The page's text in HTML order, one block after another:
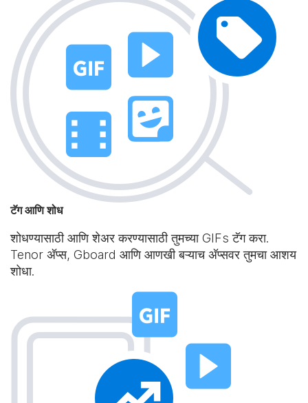
टॅग आणि शोध
शोधण्यासाठी आणि शेअर करण्यासाठी तुमच्या GIFs टॅग करा.
Tenor अ‍ॅप्स, Gboard आणि आणखी बऱ्याच अ‍ॅप्सवर तुमचा आशय
शोधा.